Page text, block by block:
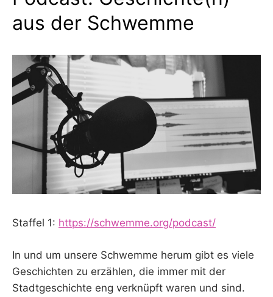
aus der Schwemme
Staffel 1: https://schwemme.org/podcast/
In und um unsere Schwemme herum gibt es viele
Geschichten zu erzählen, die immer mit der
Stadtgeschichte eng verknüpft waren und sind.